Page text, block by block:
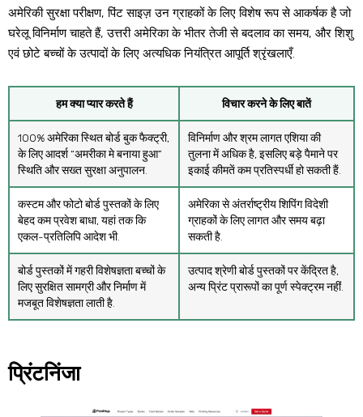
अमेरिकी सुरक्षा परीक्षण, पिंट साइज़ उन ग्राहकों के लिए विशेष रूप से आकर्षक है जो
घरेलू विनिर्माण चाहते हैं, उत्तरी अमेरिका के भीतर तेजी से बदलाव का समय, और शिशु
एवं छोटे बच्चों के उत्पादों के लिए अत्यधिक नियंत्रित आपूर्ति श्रृंखलाएँ.
हम क्या प्यार करते हैं विचार करने के लिए बातें
100% अमेरिका स्थित बोर्ड बुक फैक्ट्री,
के लिए आदर्श “अमरीका मे बनाया हुआ”
स्थिति और सख्त सुरक्षा अनुपालन.
विनिर्माण और श्रम लागत एशिया की
तुलना में अधिक है, इसलिए बड़े पैमाने पर
इकाई कीमतें कम प्रतिस्पर्धी हो सकती हैं.
कस्टम और फोटो बोर्ड पुस्तकों के लिए
बेहद कम प्रवेश बाधा, यहां तक ​​कि
एकल-प्रतिलिपि आदेश भी.
अमेरिका से अंतर्राष्ट्रीय शिपिंग विदेशी
ग्राहकों के लिए लागत और समय बढ़ा
सकती है.
बोर्ड पुस्तकों में गहरी विशेषज्ञता बच्चों के
लिए सुरक्षित सामग्री और निर्माण में
मजबूत विशेषज्ञता लाती है.
उत्पाद श्रेणी बोर्ड पुस्तकों पर केंद्रित है,
अन्य प्रिंट प्रारूपों का पूर्ण स्पेक्ट्रम नहीं.
प्रिंटनिंजा